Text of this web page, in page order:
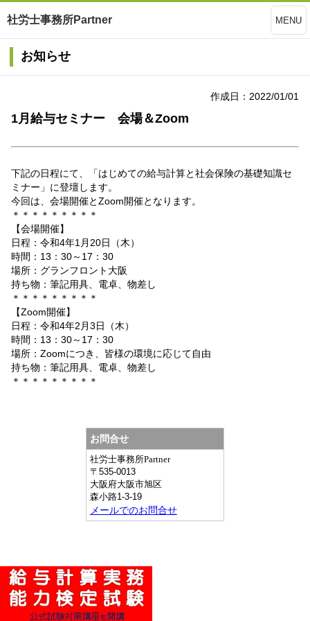
社労士事務所Partner MENU
お知らせ
作成日：2022/01/01
1月給与セミナー 会場＆Zoom
下記の日程にて、「はじめての給与計算と社会保険の基礎知識セ
ミナー」に登壇します。
今回は、会場開催とZoom開催となります。
＊＊＊＊＊＊＊＊＊
【会場開催】
日程：令和4年1月20日（木）
時間：13：30～17：30
場所：グランフロント大阪
持ち物：筆記用具、電卓、物差し
＊＊＊＊＊＊＊＊＊
【Zoom開催】
日程：令和4年2月3日（木）
時間：13：30～17：30
場所：Zoomにつき、皆様の環境に応じて自由
持ち物：筆記用具、電卓、物差し
＊＊＊＊＊＊＊＊＊
お問合せ
社労士事務所Partner
〒 535-0013
大阪府大阪市旭区
森小路1-3-19
メールでのお問合せ